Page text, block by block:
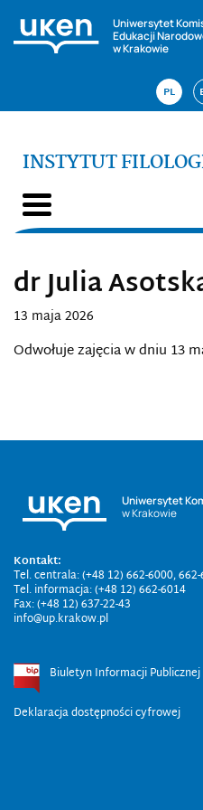
Uniwersytet
Edukacji
w Krakowie
PL
INSTYTUT
dr Julia
13 maja 2026
Odwołuje zajęcia w dniu 13
Uniwersytet
w Krakowie
Kontakt:
Tel. centrala: (+48 12) 662-6000,
Tel. informacja: (+48 12) 662-6014
Fax: (+48 12) 637-22-43
info@up.krakow.pl
Biuletyn Informacji Publicznej
Deklaracja dostępności cyfrowej